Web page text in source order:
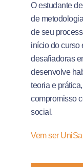
O estudante
de
de seu
início do curso
desafiadoras
desenvolve
teoria e
compromisso
social.
Vem ser